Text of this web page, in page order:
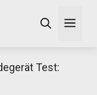
Test: